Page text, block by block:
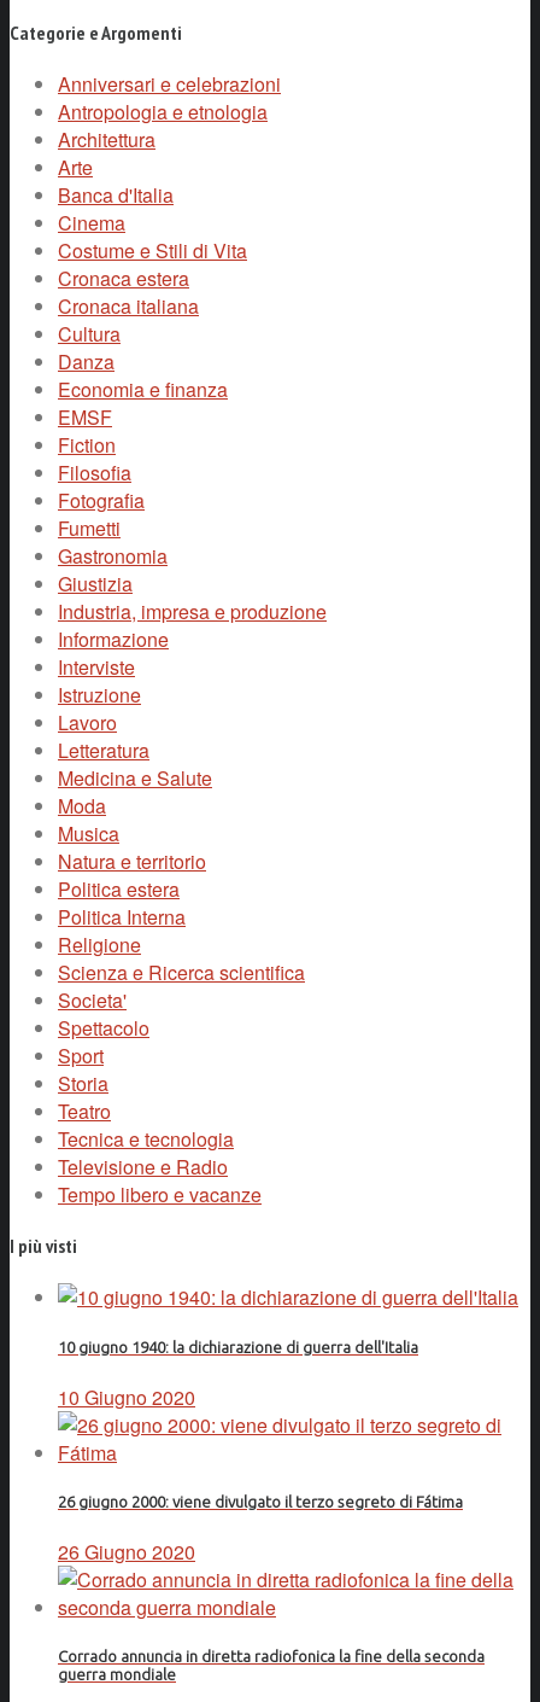
Categorie e Argomenti
Anniversari e celebrazioni
Antropologia e etnologia
Architettura
Arte
Banca d'Italia
Cinema
Costume e Stili di Vita
Cronaca estera
Cronaca italiana
Cultura
Danza
Economia e finanza
EMSF
Fiction
Filosofia
Fotografia
Fumetti
Gastronomia
Giustizia
Industria, impresa e produzione
Informazione
Interviste
Istruzione
Lavoro
Letteratura
Medicina e Salute
Moda
Musica
Natura e territorio
Politica estera
Politica Interna
Religione
Scienza e Ricerca scientifica
Societa'
Spettacolo
Sport
Storia
Teatro
Tecnica e tecnologia
Televisione e Radio
Tempo libero e vacanze
I più visti
10 giugno 1940: la dichiarazione di guerra dell'Italia
10 Giugno 2020
26 giugno 2000: viene divulgato il terzo segreto di Fátima
26 Giugno 2020
Corrado annuncia in diretta radiofonica la fine della seconda
guerra mondiale